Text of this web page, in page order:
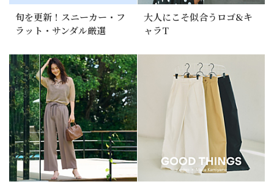
旬を更新！スニーカー・フ
ラット・サンダル厳選
大人にこそ似合うロゴ&キ
ャラT